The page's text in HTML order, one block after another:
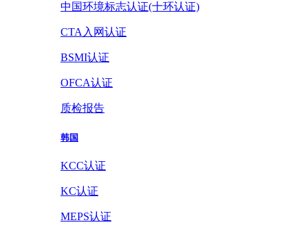
中国环境标志认证(十环认证)
CTA入网认证
BSMI认证
OFCA认证
质检报告
韩国
KCC认证
KC认证
MEPS认证